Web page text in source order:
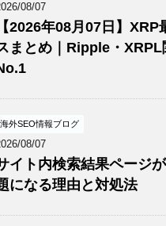
08/07
【2026年08月07日】XRP
まとめ｜Ripple・XRPL
海外SEO情報ブログ
08/07
イト内検索結果ページ
になる理由と対処法